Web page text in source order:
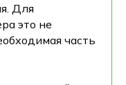
Для
это не
часть